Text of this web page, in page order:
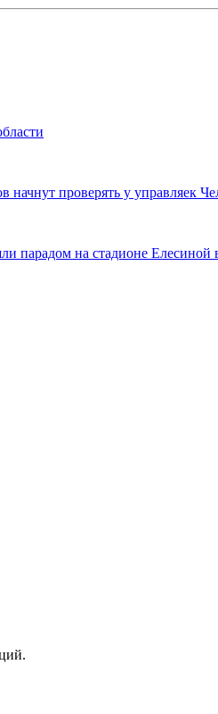
начнут проверять у управляек
парадом на стадионе Елесиной